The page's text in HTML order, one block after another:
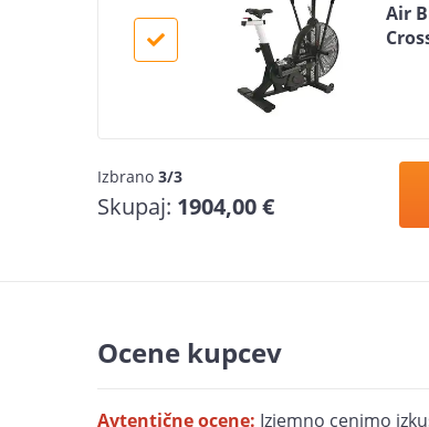
Air
Izbrano 3/3
Skupaj: 1904,00 €
Ocene kupcev
Avtentične ocene: Izjemno cenimo